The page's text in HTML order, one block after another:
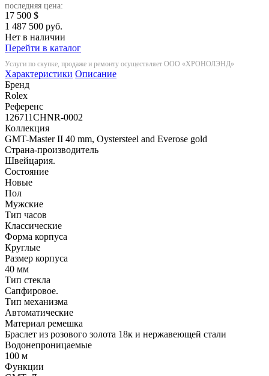
последняя цена:
17 500 $
1 487 500 руб.
Нет в наличии
Перейти в каталог
Услуги по скупке, продаже и ремонту осуществляет ООО «ХРОНОЛЭНД»
Характеристики Описание
Бренд
Rolex
Референс
126711CHNR-0002
Коллекция
GMT-Master II 40 mm, Oystersteel and Everose gold
Страна-производитель
Швейцария.
Состояние
Новые
Пол
Мужские
Тип часов
Классические
Форма корпуса
Круглые
Размер корпуса
40 мм
Тип стекла
Сапфировое.
Тип механизма
Автоматические
Материал ремешка
Браслет из розового золота 18к и нержавеющей стали
Водонепроницаемые
100 м
Функции